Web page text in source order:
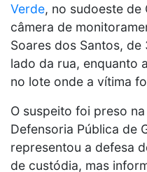
Verde, no sudoeste de
câmera de
Soares dos Santos,
lado da rua, enquanto a
no lote onde a vítima
O suspeito foi preso
Defensoria Pública de
representou a defesa
de custódia, mas